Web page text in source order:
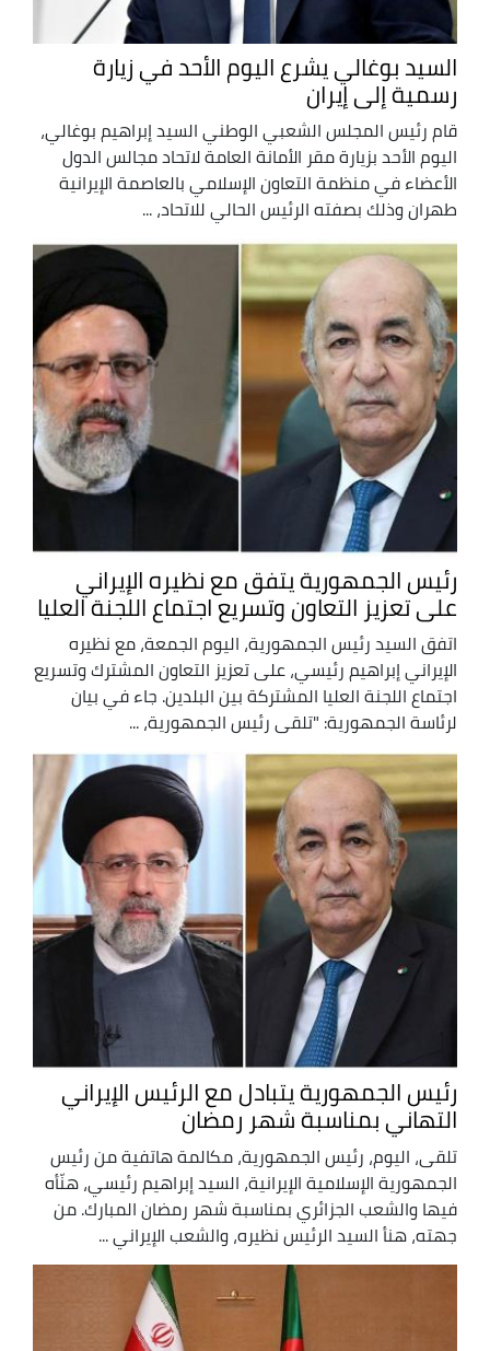
السيد بوغالي يشرع اليوم الأحد في زيارة
رسمية إلى إيران
قام رئيس المجلس الشعبي الوطني السيد إبراهيم بوغالي،
اليوم الأحد بزيارة مقر الأمانة العامة لاتحاد مجالس الدول
الأعضاء في منظمة التعاون الإسلامي بالعاصمة الإيرانية
طهران وذلك بصفته الرئيس الحالي للاتحاد، ...
رئيس الجمهورية يتفق مع نظيره الإيراني
على تعزيز التعاون وتسريع اجتماع اللجنة العليا
اتفق السيد رئيس الجمهورية، اليوم الجمعة، مع نظيره
الإيراني إبراهيم رئيسي، على تعزيز التعاون المشترك وتسريع
اجتماع اللجنة العليا المشتركة بين البلدين. جاء في بيان
لرئاسة الجمهورية: "تلقى رئيس الجمهورية، ...
رئيس الجمهورية يتبادل مع الرئيس الإيراني
التهاني بمناسبة شهر رمضان
تلقى، اليوم، رئيس الجمهورية، مكالمة هاتفية من رئيس
الجمهورية الإسلامية الإيرانية، السيد إبراهيم رئيسي، هنّأه
فيها والشعب الجزائري بمناسبة شهر رمضان المبارك. من
جهته، هنأ السيد الرئيس نظيره، والشعب الإيراني ...